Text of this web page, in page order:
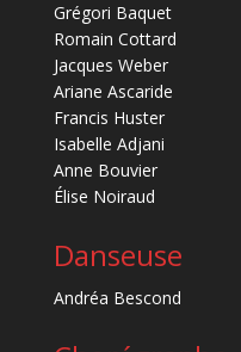
Grégori Baquet
Romain Cottard
Jacques Weber
Ariane Ascaride
Francis Huster
Isabelle Adjani
Anne Bouvier
Élise Noiraud
Danseuse
Andréa Bescond